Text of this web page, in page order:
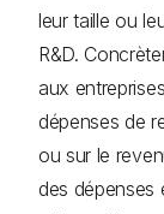
leur taille ou
R&D.
aux
dépenses de
ou sur le
des dépenses